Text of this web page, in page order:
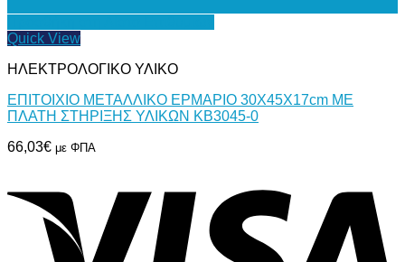
Quick View
ΗΛΕΚΤΡΟΛΟΓΙΚΟ ΥΛΙΚΟ
ΕΠΙΤΟΙΧΙΟ ΜΕΤΑΛΛΙΚΟ ΕΡΜΑΡΙΟ 30Χ45Χ17cm ΜΕ
ΠΛΑΤΗ ΣΤΗΡΙΞΗΣ ΥΛΙΚΩΝ ΚΒ3045-0
66,03€ με ΦΠΑ